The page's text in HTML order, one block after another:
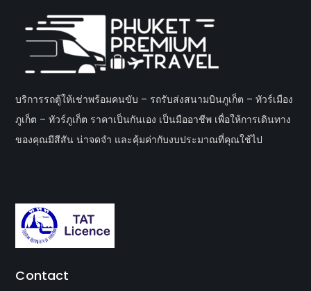
บริการรถตู้ให้เช่าพร้อมคนขับ – รถรับส่งสนามบินภูเก็ต – ทัวร์เมือง
ภูเก็ต – ทัวร์ภูเก็ต ราคาเป็นกันเอง เป็นมืออาชีพ เพื่อให้การเดินทาง
ของคุณมีสีสัน น่าจดจำ และคุ้มค่ากับงบประมาณที่คุณใช้ไป
Contact